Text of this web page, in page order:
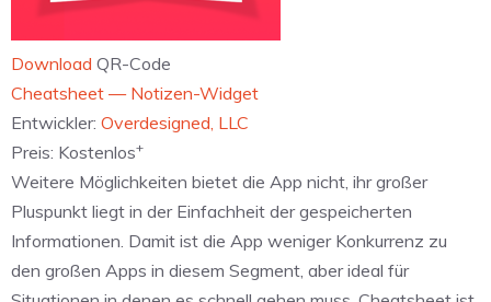
Download QR-Code
‎Cheatsheet — Notizen-Widget
Entwickler: Overdesigned, LLC
Preis: Kostenlos+
Weitere Möglichkeiten bietet die App nicht, ihr großer
Pluspunkt liegt in der Einfachheit der gespeicherten
Informationen. Damit ist die App weniger Konkurrenz zu
den großen Apps in diesem Segment, aber ideal für